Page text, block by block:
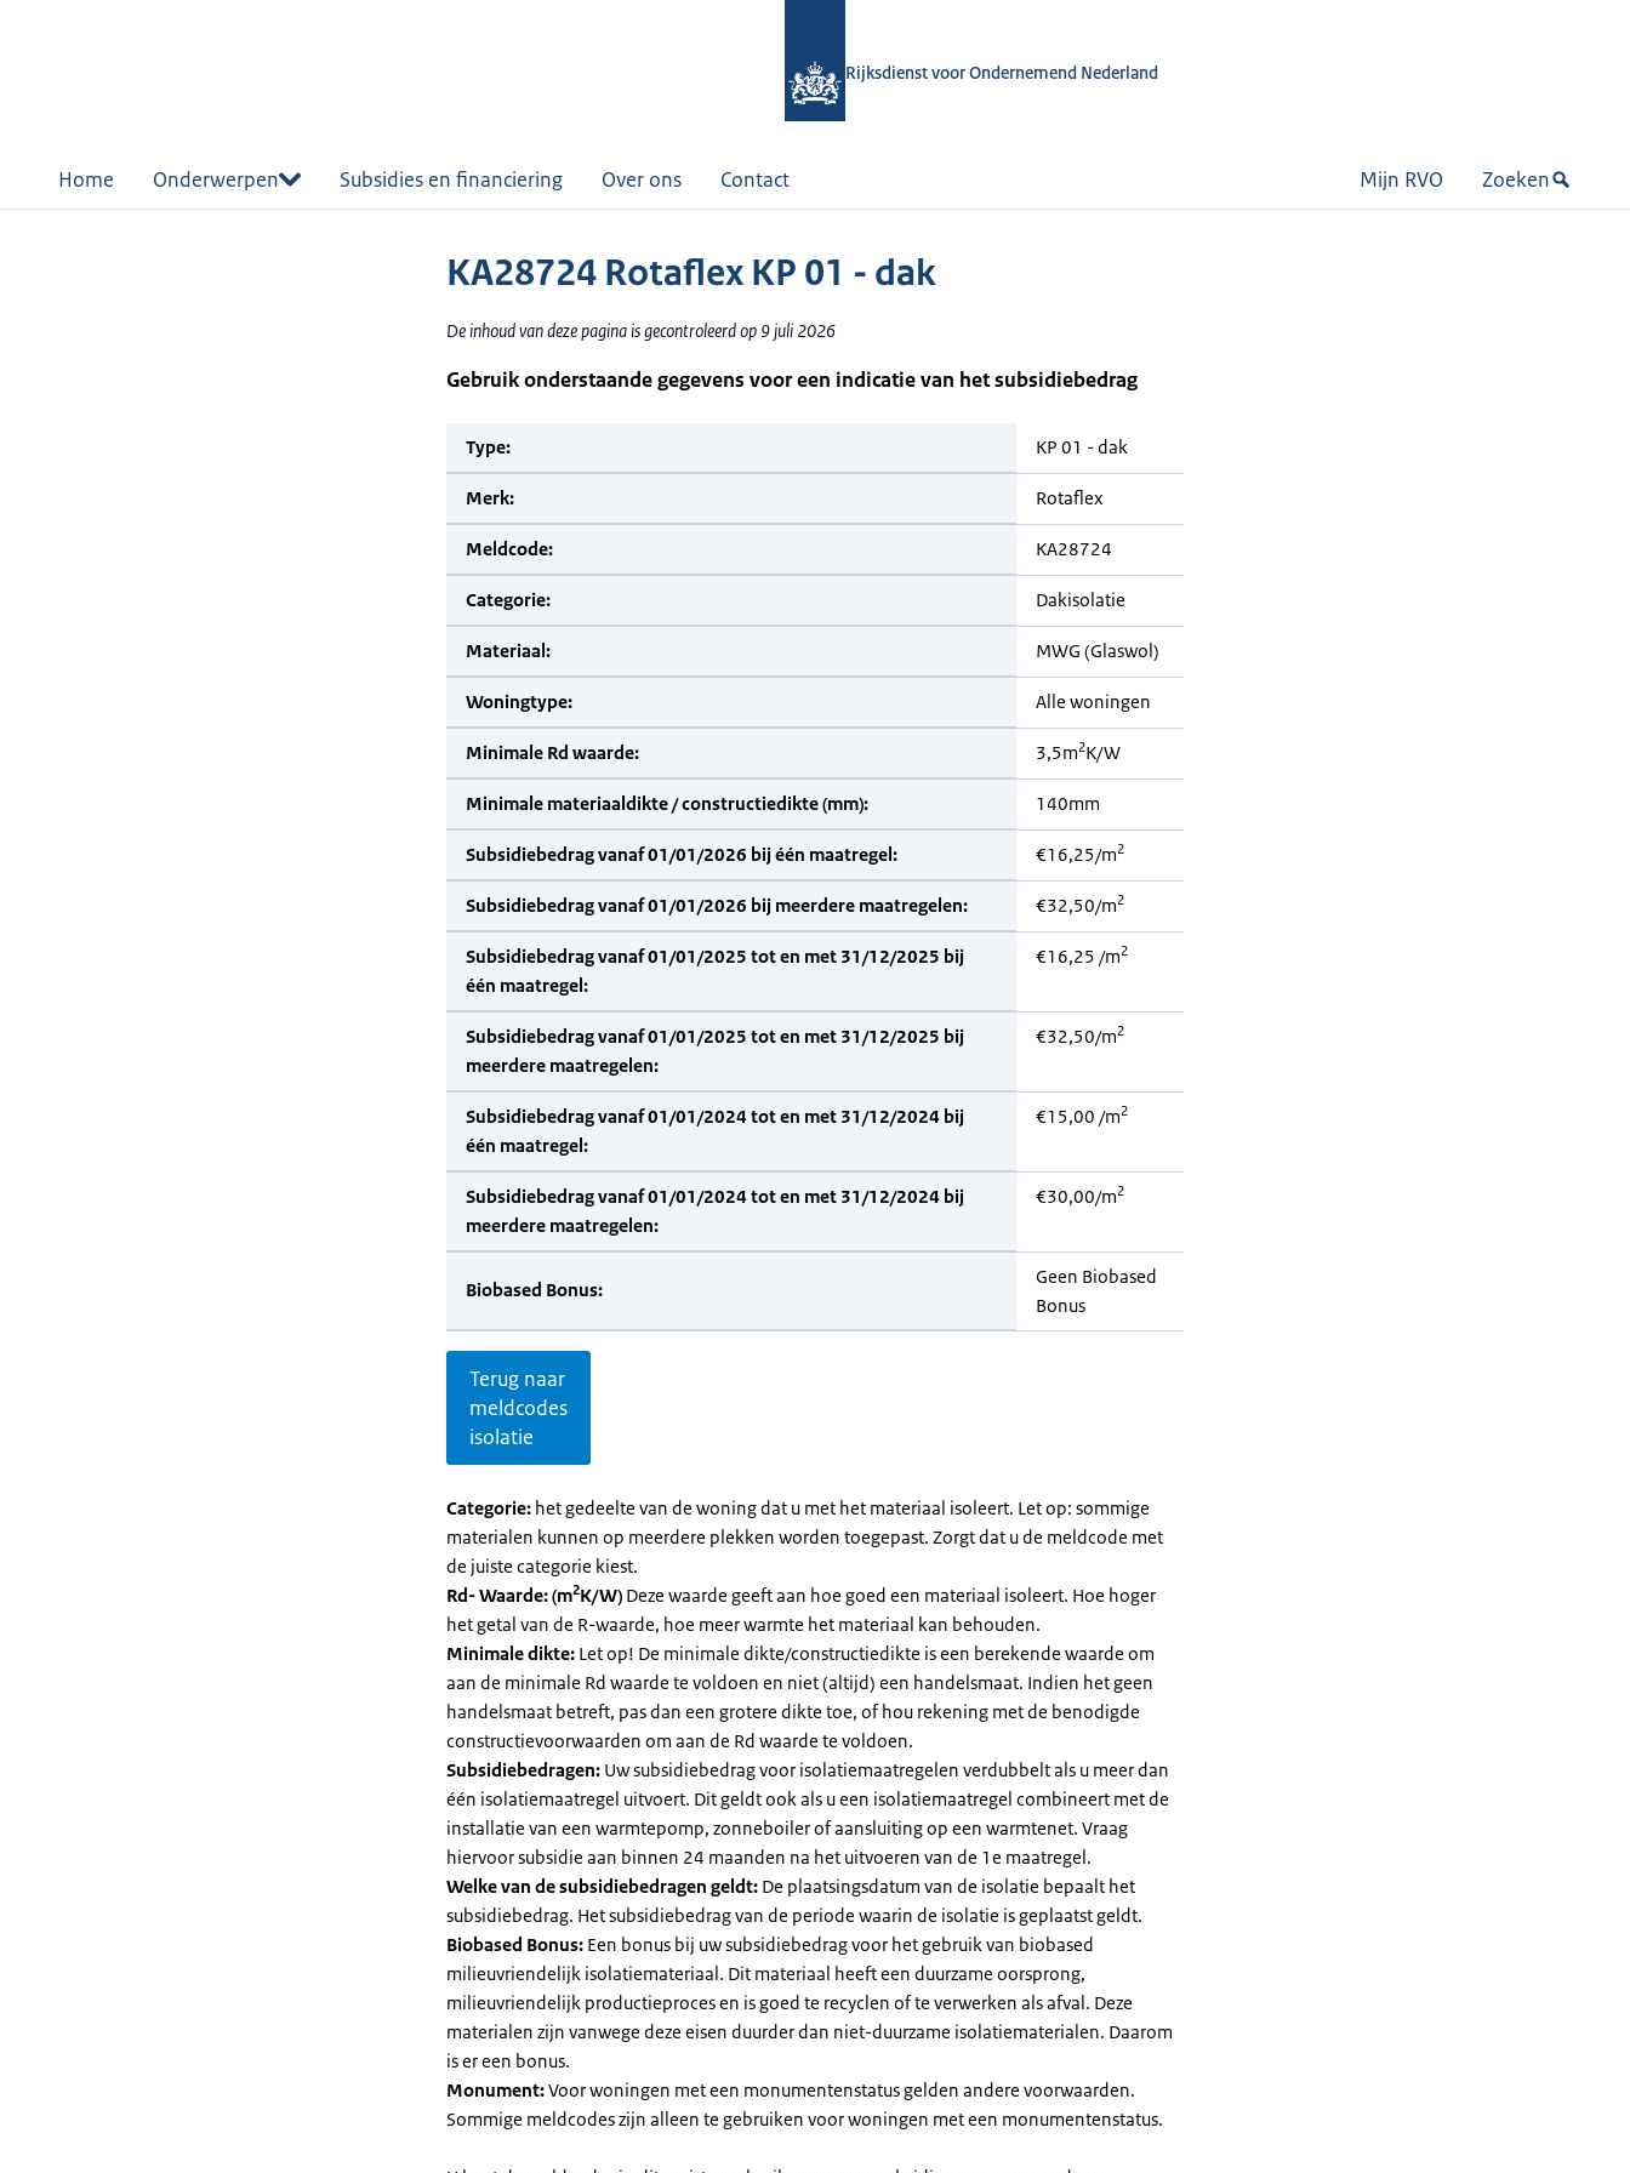
Rijksdienst voor Ondernemend Nederland
Home Onderwerpen Subsidies en financiering Over ons Contact Mijn RVO Zoeken
KA28724 Rotaflex KP 01 - dak
De inhoud van deze pagina is gecontroleerd op 9 juli 2026
Gebruik onderstaande gegevens voor een indicatie van het subsidiebedrag
Type: KP 01 - dak
Merk: Rotaflex
Meldcode: KA28724
Categorie: Dakisolatie
Materiaal: MWG (Glaswol)
Woningtype: Alle woningen
Minimale Rd waarde: 3,5m2K/W
Minimale materiaaldikte / constructiedikte (mm): 140mm
Subsidiebedrag vanaf 01/01/2026 bij één maatregel: €16,25/m2
Subsidiebedrag vanaf 01/01/2026 bij meerdere maatregelen: €32,50/m2
Subsidiebedrag vanaf 01/01/2025 tot en met 31/12/2025 bij
één maatregel:
€16,25 /m2
Subsidiebedrag vanaf 01/01/2025 tot en met 31/12/2025 bij
meerdere maatregelen:
€32,50/m2
Subsidiebedrag vanaf 01/01/2024 tot en met 31/12/2024 bij
één maatregel:
€15,00 /m2
Subsidiebedrag vanaf 01/01/2024 tot en met 31/12/2024 bij
meerdere maatregelen:
€30,00/m2
Biobased Bonus:
Geen Biobased
Bonus
Terug naar
meldcodes
isolatie
Categorie: het gedeelte van de woning dat u met het materiaal isoleert. Let op: sommige
materialen kunnen op meerdere plekken worden toegepast. Zorgt dat u de meldcode met
de juiste categorie kiest.
Rd- Waarde: (m2K/W) Deze waarde geeft aan hoe goed een materiaal isoleert. Hoe hoger
het getal van de R-waarde, hoe meer warmte het materiaal kan behouden.
Minimale dikte: Let op! De minimale dikte/constructiedikte is een berekende waarde om
aan de minimale Rd waarde te voldoen en niet (altijd) een handelsmaat. Indien het geen
handelsmaat betreft, pas dan een grotere dikte toe, of hou rekening met de benodigde
constructievoorwaarden om aan de Rd waarde te voldoen.
Subsidiebedragen: Uw subsidiebedrag voor isolatiemaatregelen verdubbelt als u meer dan
één isolatiemaatregel uitvoert. Dit geldt ook als u een isolatiemaatregel combineert met de
installatie van een warmtepomp, zonneboiler of aansluiting op een warmtenet. Vraag
hiervoor subsidie aan binnen 24 maanden na het uitvoeren van de 1e maatregel.
Welke van de subsidiebedragen geldt: De plaatsingsdatum van de isolatie bepaalt het
subsidiebedrag. Het subsidiebedrag van de periode waarin de isolatie is geplaatst geldt.
Biobased Bonus: Een bonus bij uw subsidiebedrag voor het gebruik van biobased
milieuvriendelijk isolatiemateriaal. Dit materiaal heeft een duurzame oorsprong,
milieuvriendelijk productieproces en is goed te recyclen of te verwerken als afval. Deze
materialen zijn vanwege deze eisen duurder dan niet-duurzame isolatiematerialen. Daarom
is er een bonus.
Monument:Voor woningen met een monumentenstatus gelden andere voorwaarden.
Sommige meldcodes zijn alleen te gebruiken voor woningen met een monumentenstatus.